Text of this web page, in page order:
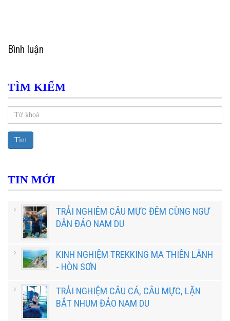
Bình luận
TÌM KIẾM
Tìm
TIN MỚI
TRẢI NGHIÊM CÂU MỰC ĐÊM CÙNG NGƯ
DÂN ĐẢO NAM DU
KINH NGHIỆM TREKKING MA THIÊN LÃNH
- HÒN SƠN
TRẢI NGHIỆM CÂU CÁ, CÂU MỰC, LẶN
BẮT NHUM ĐẢO NAM DU